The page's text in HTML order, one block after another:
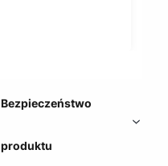
Bezpieczeństwo
produktu